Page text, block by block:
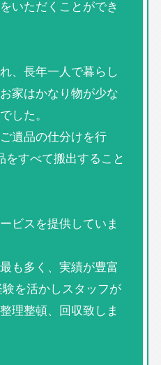
いただくことができ
、長年一人で暮らし
家はかなり物が少な
した。
遺品の仕分けを行
すべて搬出すること
ビスを提供していま
も多く、実績が豊富
を活かしスタッフが
理整頓、回収致しま